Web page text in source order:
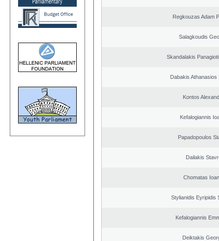
Regkouzas Adam
Salagkoudis
Skandalakis
Dabakis Athanasios
Kontos
Kefalogiannis
Papadopoulos
Dailakis
Chomatas
Stylianidis Eyripidis
Kefalogiannis
Deiktakis